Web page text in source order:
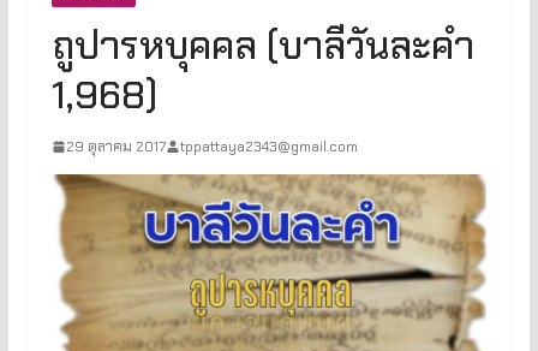
ถูปารหบุคคล (บาลีวันละคำ
1,968)
29 ตุลาคม 2017 tppattaya2343@gmail.com